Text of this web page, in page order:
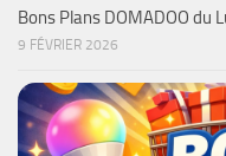
Bons Plans DOMADOO du
9 FÉVRIER 2026